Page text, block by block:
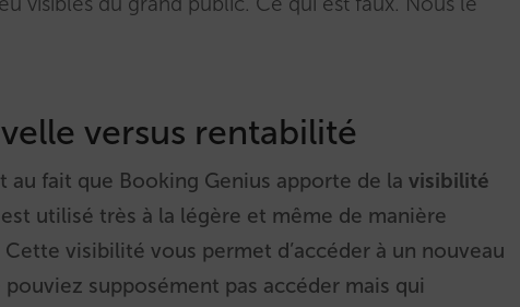
versus rentabilité
au fait que Booking Genius apporte de la visibilité
utilisé très à la légère et même de manière
visibilité vous permet d’accéder à un nouveau
supposément pas accéder mais qui